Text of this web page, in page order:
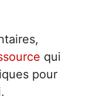
qui
pour